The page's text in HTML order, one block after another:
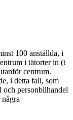
100 anställda, i
i tätorter in (t
centrum.
i detta fall, som
och personbilhandel